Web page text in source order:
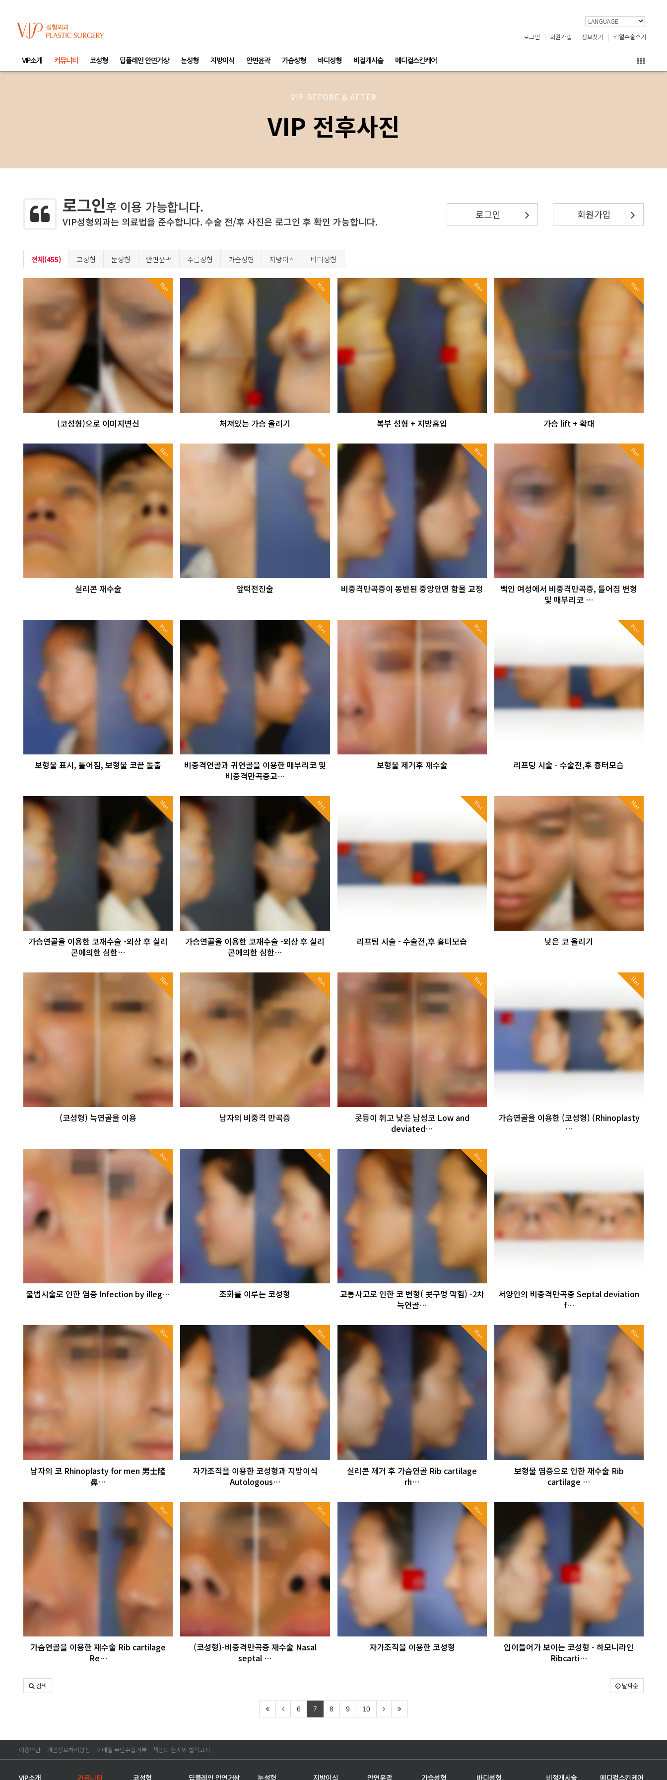
로그인 회원가입 정보찾기 리얼수술후기
VIP소개 커뮤니티 코성형 딥플레인 안면거상 눈성형 지방이식 안면윤곽 가슴성형 바디성형 비절개시술 메디컬스킨케어
VIP BEFORE & AFTER
VIP 전후사진
로그인후 이용 가능합니다.
VIP성형외과는 의료법을 준수합니다. 수술 전/후 사진은 로그인 후 확인 가능합니다.
로그인 회원가입
전체(455) 코성형 눈성형 안면윤곽 주름성형 가슴성형 지방이식 바디성형
Hot
(코성형)으로 이미지변신
Hot
처져있는 가슴 올리기
Hot
복부 성형 + 지방흡입
Hot
가슴 lift + 확대
Hot
실리콘 재수술
Hot
앞턱전진술
Hot
비중격만곡증이 동반된 중앙안면 함몰 교정
Hot
백인 여성에서 비중격만곡증, 틀어짐 변형
및 매부리코 …
Hot
보형물 표시, 틀어짐, 보형물 코끝 돌출
Hot
비중격연골과 귀연골을 이용한 매부리코 및
비중격만곡증교…
Hot
보형물 제거후 재수술
Hot
리프팅 시술 - 수술전,후 흉터모습
Hot
가슴연골을 이용한 코재수술 -외상 후 실리
콘에의한 심한…
Hot
가슴연골을 이용한 코재수술 -외상 후 실리
콘에의한 심한…
Hot
리프팅 시술 - 수술전,후 흉터모습
Hot
낮은 코 올리기
Hot
(코성형) 늑연골을 이용
Hot
남자의 비중격 만곡증
Hot
콧등이 휘고 낮은 남성코 Low and
deviated…
Hot
가슴연골을 이용한 (코성형) (Rhinoplasty
…
Hot
불법시술로 인한 염증 Infection by illeg…
Hot
조화를 이루는 코성형
Hot
교통사고로 인한 코 변형( 콧구멍 막힘) -2차
늑연골…
서양인의 비중격만곡증 Septal deviation
f…
Hot
남자의 코 Rhinoplasty for men 男士隆
鼻…
Hot
자가조직을 이용한 코성형과 지방이식
Autologous…
Hot
실리콘 제거 후 가슴연골 Rib cartilage
rh…
Hot
보형물 염증으로 인한 재수술 Rib
cartilage …
Hot
가슴연골을 이용한 재수술 Rib cartilage
Re…
Hot
(코성형)-비중격만곡증 재수술 Nasal
septal …
Hot
자가조직을 이용한 코성형
Hot
입이들어가 보이는 코성형 - 하모니라인
Ribcarti…
날짜순
검색
6 7 8 9 10
이용약관 개인정보처리방침 이메일 무단수집거부 책임의 한계와 법적고지
VIP소개 커뮤니티 코성형 딥플레인 안면거상 눈성형 지방이식 안면윤곽 가슴성형 바디성형 비절개시술 메디컬스킨케어